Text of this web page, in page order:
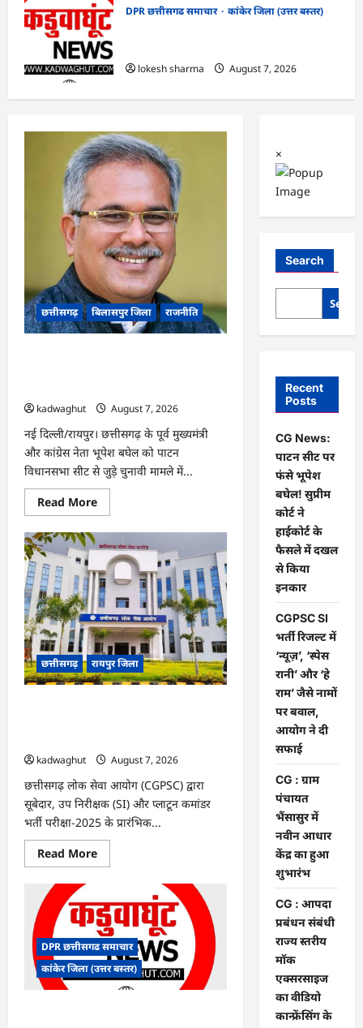
DPR छत्तीसगढ समाचार
कांकेर जिला (उत्तर बस्तर)
lokesh sharma
August 7, 2026
छत्तीसगढ़ बिलासपुर जिला राजनीति
kadwaghut
August 7, 2026
नई दिल्ली/रायपुर। छत्तीसगढ़ के पूर्व मुख्यमंत्री
और कांग्रेस नेता भूपेश बघेल को पाटन
विधानसभा सीट से जुड़े चुनावी मामले में...
Read MoreRead
more
CG
News:
पाटन
सीट
पर
फंसे
भूपेश
बघेल!
सुप्रीम
कोर्ट
ने
हाईकोर्ट
के
फैसले
छत्तीसगढ़ रायपुर जिला
kadwaghut
August 7, 2026
छत्तीसगढ़ लोक सेवा आयोग (CGPSC) द्वारा
सूबेदार, उप निरीक्षक (SI) और प्लाटून कमांडर
भर्ती परीक्षा-2025 के प्रारंभिक...
Read MoreRead
more
SI
भर्ती
रिजल्ट
में
‘न्यूज़’,
‘स्पेस
रानी’
और
DPR छत्तीसगढ समाचार
कांकेर जिला (उत्तर बस्तर)
×
Search
Recent
Posts
CG News:
पाटन सीट पर
फंसे भूपेश
बघेल! सुप्रीम
कोर्ट ने
हाईकोर्ट के
फैसले में दखल
से किया
इनकार
CGPSC SI
भर्ती रिजल्ट में
‘न्यूज़’, ‘स्पेस
रानी’ और ‘हे
राम’ जैसे नामों
पर बवाल,
आयोग ने दी
सफाई
CG : ग्राम
पंचायत
भैंसासुर में
नवीन आधार
केंद्र का हुआ
शुभारंभ
CG : आपदा
प्रबंधन संबंधी
राज्य स्तरीय
मॉक
एक्सरसाइज
का वीडियो
कान्फ्रेंसिंग के